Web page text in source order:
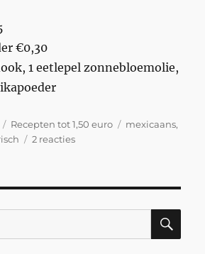
€0,30
1 eetlepel zonnebloemolie,
Categorieën
Recepten tot 1,50 euro Tags
mexicaans,
2 reactiesop
salsa
€1,13